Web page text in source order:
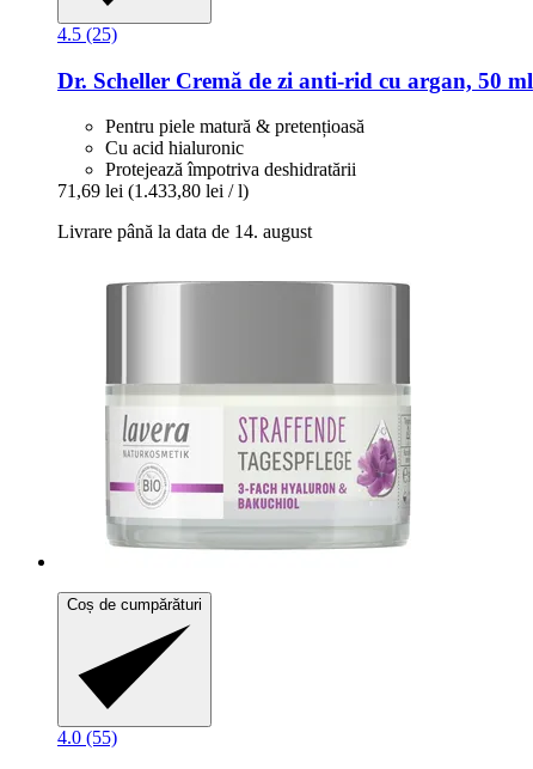
4.5 (25)
Dr. Scheller Cremă de zi anti-​rid cu argan, 50 ml
Pentru piele matură & pretențioasă
Cu acid hialuronic
Protejează împotriva deshidratării
71,69 lei (1.433,80 lei / l)
Livrare până la data de 14. august
Coș de cumpărături
4.0 (55)